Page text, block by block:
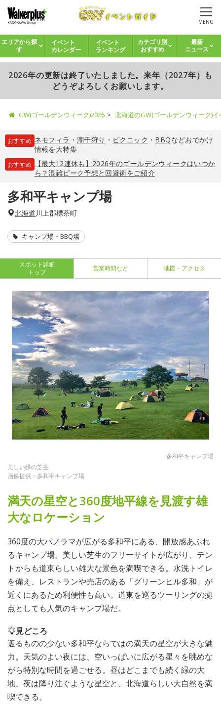
MENU
エリアから探
す
イベント
カレンダー
イベント
ランキング
カテゴリ別
おすすめ
最新
ニュース
2026年の更新は終了いたしました。来年（2027年）も
どうぞよろしくお願いします。
GW(ゴールデンウィーク)2026 北海道のGW(ゴールデンウィーク)
おすすめ ネモフィラ ・ 潮干狩り ・ ピクニック ・ BBQなどおでかけ
情報を大特集
おすすめ
【最大12連休も】2026年のゴールデンウィークはいつか
ら？混雑ピーク予想と回避術をご紹介
多和平キャンプ場
北海道川上郡標茶町
キャンプ場・BBQ場
スポット詳細
トップ
営業時間など 地図・アクセス
多和平キャンプ場
美しい緑の芝生
画像提供：多和平キャンプ場
満天の星空と360度地平線を見渡す雄
大なロケーション
360度の大パノラマが広がる多和平にある、開放感あふれ
るキャンプ場。美しい芝生のフリーサイトが広がり、テン
トからも道東らしい雄大な景色を満喫できる。水洗トイレ
を備え、レストランや売店のある「グリーンヒル多和」が
近くにあるため利便性も高い。道東を巡るツーリングの拠
点としても人気のキャンプ場だ。
見どころ
遮るものの少ない多和平ならではの満天の星空が大きな魅
力。天気のよい夜には、空いっぱいに広がる星々を眺めな
がら特別な時間を過ごせる。昼はどこまでも続く緑の大
地、夜は降り注ぐような星空と、北海道らしい大自然を満
喫できる。